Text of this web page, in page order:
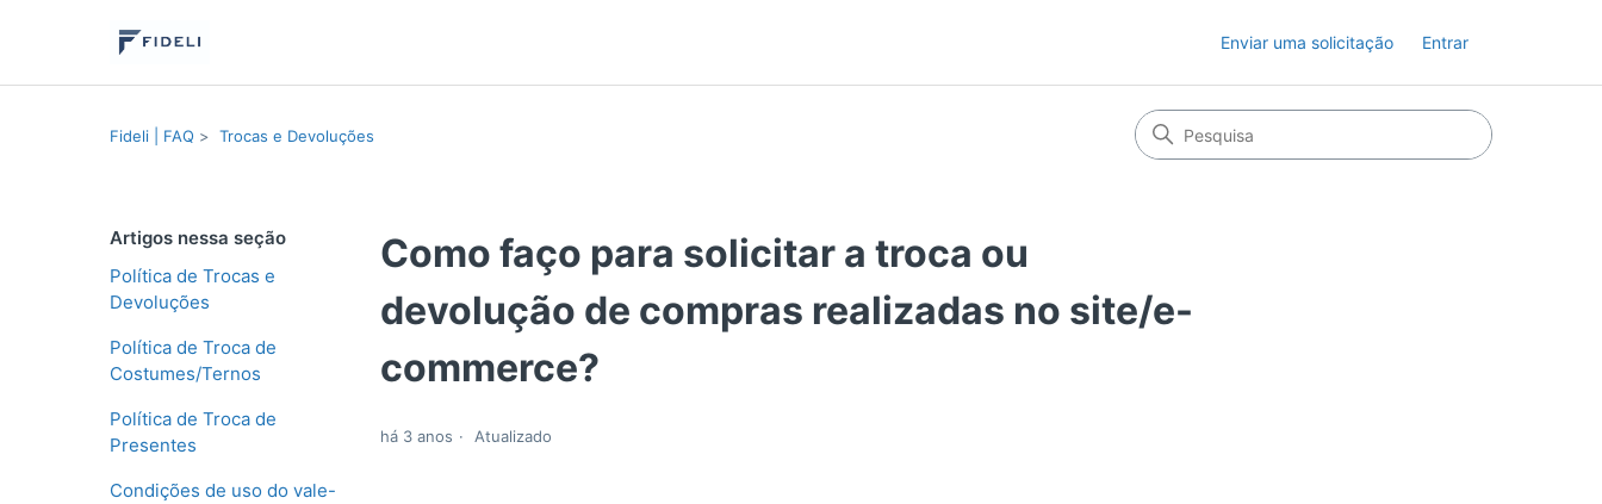
Enviar uma solicitação Entrar
Fideli | FAQ Trocas e Devoluções
Artigos nessa seção
Política de Trocas e
Devoluções
Política de Troca de
Costumes/Ternos
Política de Troca de
Presentes
Condições de uso do vale-
Como faço para solicitar a troca ou
devolução de compras realizadas no site/e-
commerce?
há 3 anos Atualizado